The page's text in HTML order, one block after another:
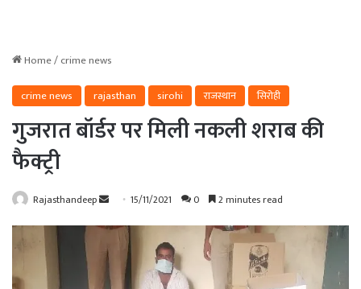
Home/crime news
crime news
rajasthan sirohi राजस्थान सिरोही
गुजरात बॉर्डर पर मिली नकली शराब की
फैक्ट्री
Rajasthandeep
Send
email
15/11/2021 0 2 minutes read